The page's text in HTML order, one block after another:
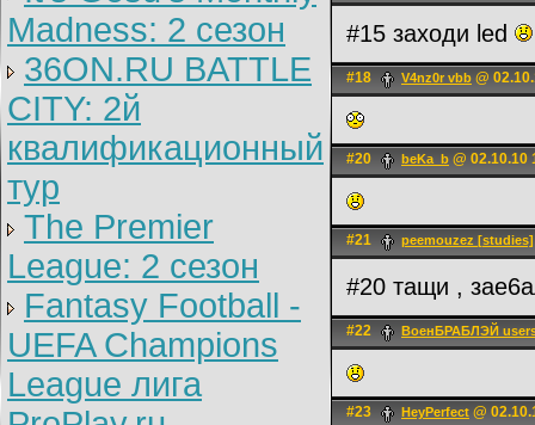
Madness: 2 сезон
36ON.RU BATTLE
CITY: 2й
квалификационный
тур
The Premier
League: 2 cезон
Fantasy Football -
UEFA Champions
League лига
#15 заходи led
#18 V4nz0r vbb @
#20 beKa_b @ 02.10.10
#21 peemouzez [studies]
#20 тащи ,
#22 ВоенБРАБЛЭЙ
#23 HeyPerfect @